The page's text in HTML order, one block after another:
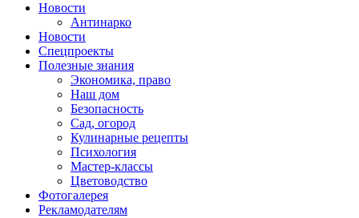
Новости
Антинарко
Новости
Спецпроекты
Полезные знания
Экономика, право
Наш дом
Безопасность
Сад, огород
Кулинарные рецепты
Психология
Мастер-классы
Цветоводство
Фотогалерея
Рекламодателям